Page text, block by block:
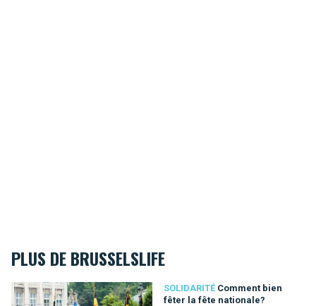
PLUS DE BRUSSELSLIFE
SOLIDARITÉ Comment bien
fêter la fête nationale?
Comment bien fêter la fête nationale?